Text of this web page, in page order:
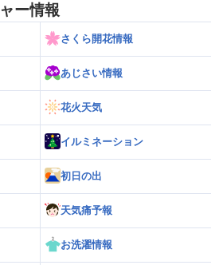
ー情報
さくら開花情報
あじさい情報
花火天気
イルミネーション
初日の出
天気痛予報
お洗濯情報